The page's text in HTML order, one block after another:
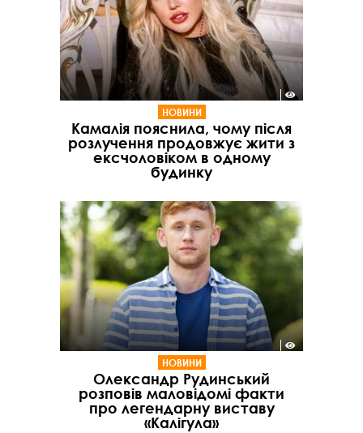
НОВИНИ
Камалія пояснила, чому після
розлучення продовжує жити з
ексчоловіком в одному
будинку
НОВИНИ
Олександр Рудинський
розповів маловідомі факти
про легендарну виставу
«Калігула»